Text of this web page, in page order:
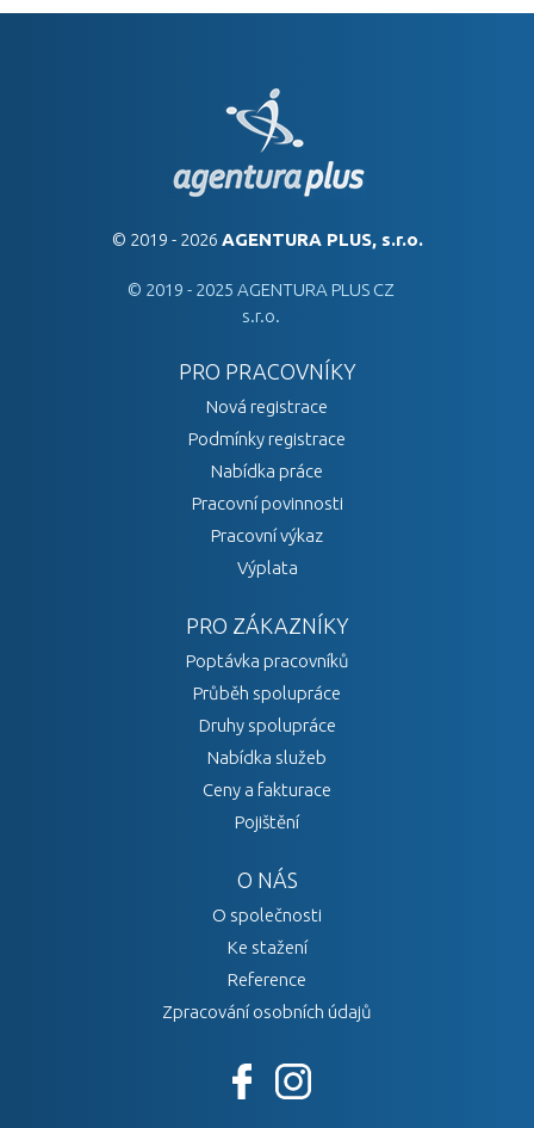
© 2019 - 2026 AGENTURA PLUS, s.r.o.
© 2019 - 2025 AGENTURA PLUS CZ
s.r.o.
PRO PRACOVNÍKY
Nová registrace
Podmínky registrace
Nabídka práce
Pracovní povinnosti
Pracovní výkaz
Výplata
PRO ZÁKAZNÍKY
Poptávka pracovníků
Průběh spolupráce
Druhy spolupráce
Nabídka služeb
Ceny a fakturace
Pojištění
O NÁS
O společnosti
Ke stažení
Reference
Zpracování osobních údajů